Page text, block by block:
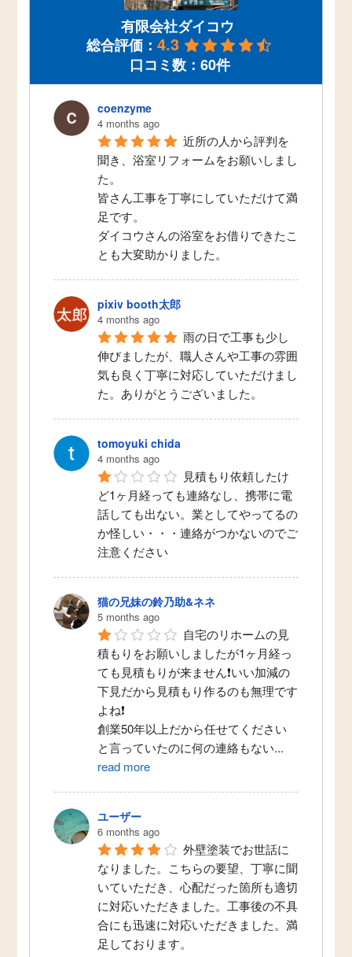
有限会社ダイコウ
総合評価： 4.3
口コミ数：60件
coenzyme
4 months ago
近所の人から評判を
聞き、浴室リフォームをお願いしまし
た。
皆さん工事を丁寧にしていただけて満
足です。
ダイコウさんの浴室をお借りできたこ
とも大変助かりました。
pixiv booth太郎
4 months ago
雨の日で工事も少し
伸びましたが、職人さんや工事の雰囲
気も良く丁寧に対応していただけまし
た。ありがとうございました。
tomoyuki chida
4 months ago
見積もり依頼したけ
ど1ヶ月経っても連絡なし、携帯に電
話しても出ない。業としてやってるの
か怪しい・・・連絡がつかないのでご
注意ください
猫の兄妹の鈴乃助&ネネ
5 months ago
自宅のリホームの見
積もりをお願いしましたが1ヶ月経っ
ても見積もりが来ません❗いい加減の
下見だから見積もり作るのも無理です
よね❗
創業50年以上だから任せてください
と言っていたのに何の連絡もない...
read more
ユーザー
6 months ago
外壁塗装でお世話に
なりました。こちらの要望、丁寧に聞
いていただき、心配だった箇所も適切
に対応いただきました。工事後の不具
合にも迅速に対応いただきました。満
足しております。